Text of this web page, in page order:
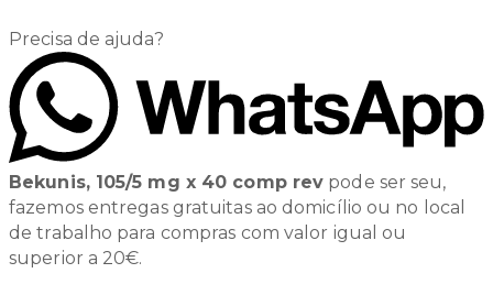
Precisa de ajuda?
Bekunis, 105/5 mg x 40 comp rev pode ser seu,
fazemos entregas gratuitas ao domicílio ou no local
de trabalho para compras com valor igual ou
superior a 20€.